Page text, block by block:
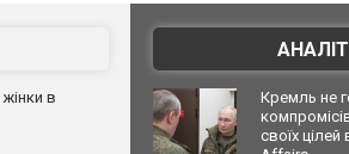
в
Кремль не
своїх